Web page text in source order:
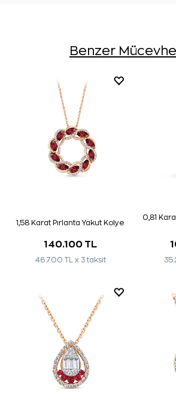
Benzer
1,58 Karat Pırlanta Yakut Kolye
140.100 TL
46.700 TL x 3 taksit
0,81